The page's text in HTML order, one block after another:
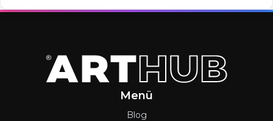
Menü
Blog